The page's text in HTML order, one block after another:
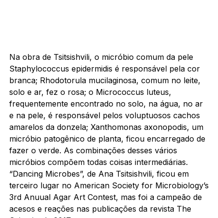
Na obra de Tsitsishvili, o micróbio comum da pele
Staphylococcus epidermidis é responsável pela cor
branca; Rhodotorula mucilaginosa, comum no leite,
solo e ar, fez o rosa; o Micrococcus luteus,
frequentemente encontrado no solo, na água, no ar
e na pele, é responsável pelos voluptuosos cachos
amarelos da donzela; Xanthomonas axonopodis, um
micróbio patogênico de planta, ficou encarregado de
fazer o verde. As combinações desses vários
micróbios compõem todas coisas intermediárias.
“Dancing Microbes”, de Ana Tsitsishvili, ficou em
terceiro lugar no American Society for Microbiology’s
3rd Anuual Agar Art Contest, mas foi a campeão de
acesos e reações nas publicações da revista The